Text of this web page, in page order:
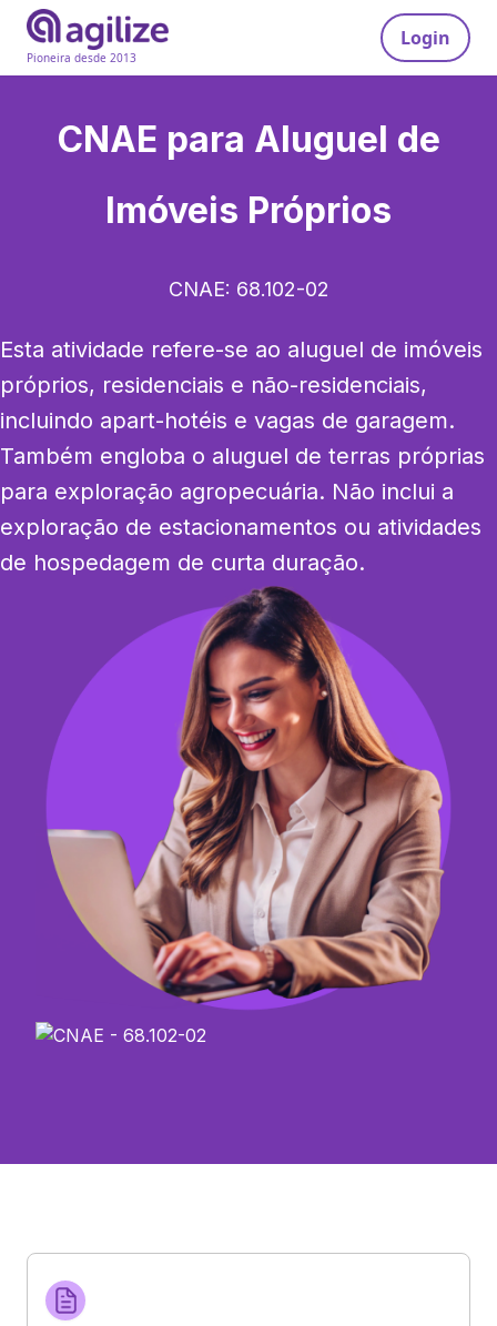
Pioneira desde 2013
Login
CNAE para Aluguel de
Imóveis Próprios
CNAE: 68.102-02
Esta atividade refere-se ao aluguel de imóveis
próprios, residenciais e não-residenciais,
incluindo apart-hotéis e vagas de garagem.
Também engloba o aluguel de terras próprias
para exploração agropecuária. Não inclui a
exploração de estacionamentos ou atividades
de hospedagem de curta duração.